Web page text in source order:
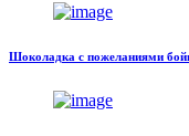
Шоколадка с пожеланиями